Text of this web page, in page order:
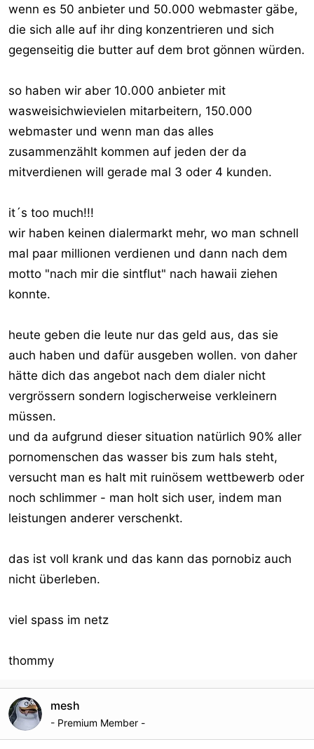
wenn es 50 anbieter und 50.000 webmaster gäbe,
die sich alle auf ihr ding konzentrieren und sich
gegenseitig die butter auf dem brot gönnen würden.
so haben wir aber 10.000 anbieter mit
wasweisichwievielen mitarbeitern, 150.000
webmaster und wenn man das alles
zusammenzählt kommen auf jeden der da
mitverdienen will gerade mal 3 oder 4 kunden.
it´s too much!!!
wir haben keinen dialermarkt mehr, wo man schnell
mal paar millionen verdienen und dann nach dem
motto "nach mir die sintflut" nach hawaii ziehen
konnte.
heute geben die leute nur das geld aus, das sie
auch haben und dafür ausgeben wollen. von daher
hätte dich das angebot nach dem dialer nicht
vergrössern sondern logischerweise verkleinern
müssen.
und da aufgrund dieser situation natürlich 90% aller
pornomenschen das wasser bis zum hals steht,
versucht man es halt mit ruinösem wettbewerb oder
noch schlimmer - man holt sich user, indem man
leistungen anderer verschenkt.
das ist voll krank und das kann das pornobiz auch
nicht überleben.
viel spass im netz
thommy
mesh
- Premium Member -